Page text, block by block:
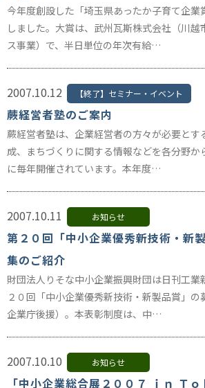
今年度創設した「埼玉県あったか子育て企業
しました。大賞は、武州瓦斯株式会社（川
ス事業）で、半日単位の年次有給…
2007.10.12 【終了】セミナー・イベント
蕨経営者塾のご案内
蕨経営者塾は、企業経営者の方々が必要とす
成、まちづくりに関する情報などを各分野か
に毎年開催されています。本年度…
2007.10.11 お知らせ
第２０回「中小企業優秀新技術・新
集のご紹介
財団法人りそな中小企業振興財団は日刊工業
２０回「中小企業優秀新技術・新製品賞」
企業庁後援）。本表彰制度は、中…
2007.10.10 お知らせ
「中小企業総合展２００７ ｉｎ Ｔ